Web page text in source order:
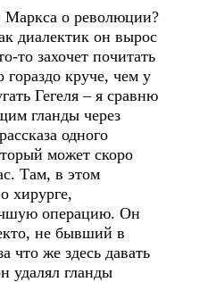
Маркса о революции?
диалектик он вырос
то захочет почитать
гораздо круче, чем у
Гегеля – я сравню
гланды через
одного
может скоро
Там, в этом
хирурге,
операцию. Он
не бывший в
что же здесь давать
удалял гланды